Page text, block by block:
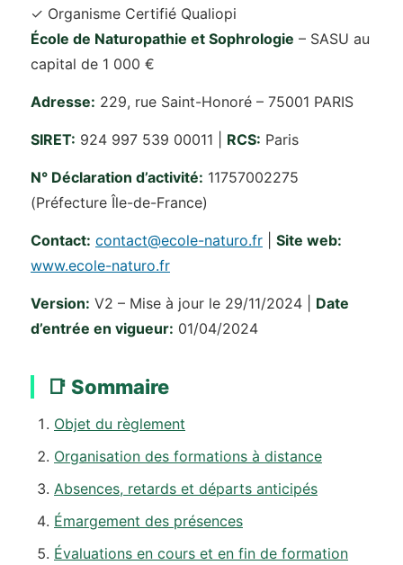
✓ Organisme Certifié Qualiopi
École de Naturopathie et Sophrologie – SASU au
capital de 1 000 €
Adresse: 229, rue Saint-Honoré – 75001 PARIS
SIRET: 924 997 539 00011 | RCS: Paris
N° Déclaration d’activité: 11757002275
(Préfecture Île-de-France)
Contact: contact@ecole-naturo.fr
Site web:
www.ecole-naturo.fr
Version: V2 – Mise à jour le 29/11/2024 | Date
d’entrée en vigueur: 01/04/2024
📑 Sommaire
Objet du règlement
Organisation des formations à distance
Absences, retards et départs anticipés
Émargement des présences
Évaluations en cours et en fin de formation